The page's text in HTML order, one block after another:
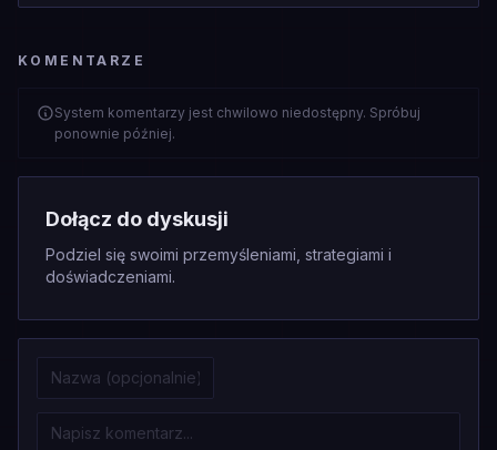
KOMENTARZE
System komentarzy jest chwilowo niedostępny. Spróbuj
ponownie później.
Dołącz do dyskusji
Podziel się swoimi przemyśleniami, strategiami i
doświadczeniami.